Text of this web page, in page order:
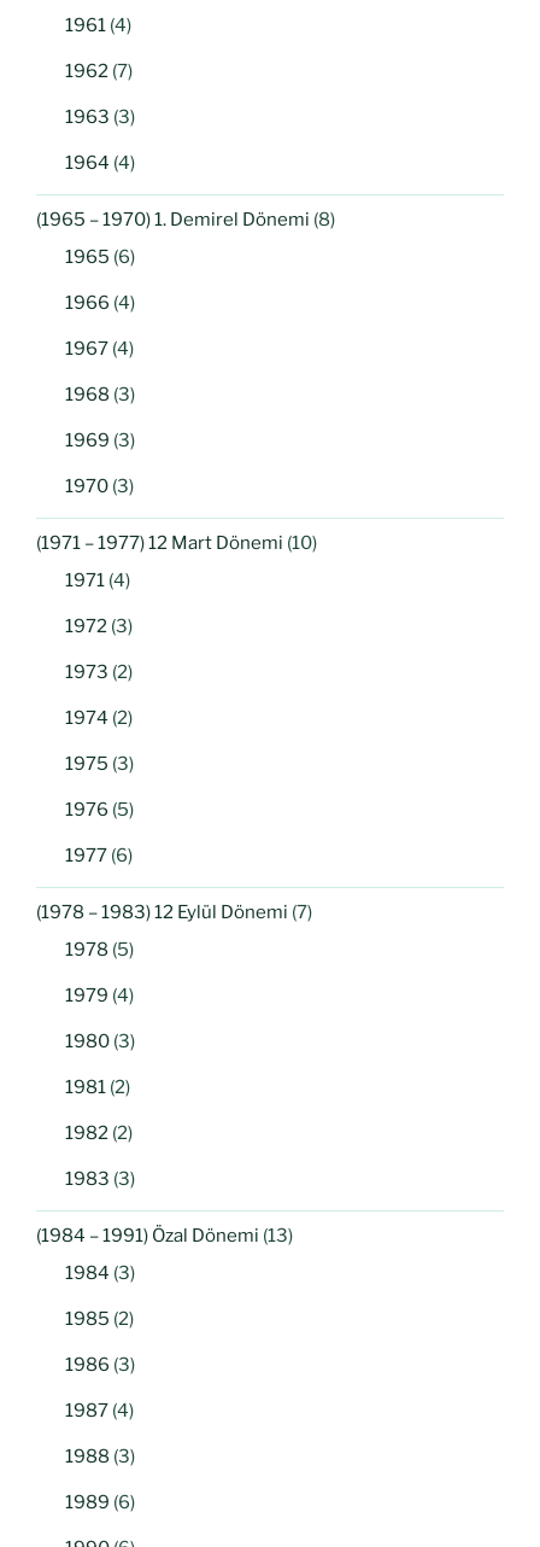
1961 (4)
1962 (7)
1963 (3)
1964 (4)
(1965 – 1970) 1. Demirel Dönemi (8)
1965 (6)
1966 (4)
1967 (4)
1968 (3)
1969 (3)
1970 (3)
(1971 – 1977) 12 Mart Dönemi (10)
1971 (4)
1972 (3)
1973 (2)
1974 (2)
1975 (3)
1976 (5)
1977 (6)
(1978 – 1983) 12 Eylül Dönemi (7)
1978 (5)
1979 (4)
1980 (3)
1981 (2)
1982 (2)
1983 (3)
(1984 – 1991) Özal Dönemi (13)
1984 (3)
1985 (2)
1986 (3)
1987 (4)
1988 (3)
1989 (6)